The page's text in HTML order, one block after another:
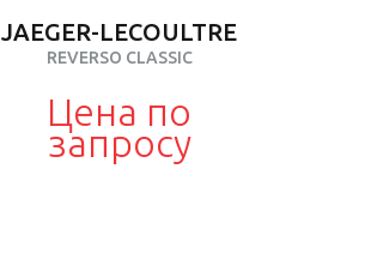
JAEGER-LECOULTRE
REVERSO CLASSIC
Цена по
запросу